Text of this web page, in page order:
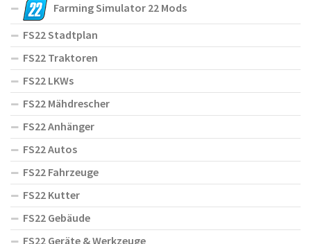
Farming Simulator 22 Mods
FS22 Stadtplan
FS22 Traktoren
FS22 LKWs
FS22 Mähdrescher
FS22 Anhänger
FS22 Autos
FS22 Fahrzeuge
FS22 Kutter
FS22 Gebäude
FS22 Geräte & Werkzeuge